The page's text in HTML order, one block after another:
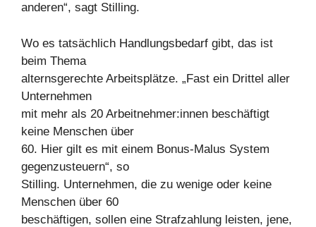
anderen“, sagt Stilling.
Wo es tatsächlich Handlungsbedarf gibt, das ist
beim Thema
alternsgerechte Arbeitsplätze. „Fast ein Drittel aller
Unternehmen
mit mehr als 20 Arbeitnehmer:innen beschäftigt
keine Menschen über
60. Hier gilt es mit einem Bonus-Malus System
gegenzusteuern“, so
Stilling. Unternehmen, die zu wenige oder keine
Menschen über 60
beschäftigen, sollen eine Strafzahlung leisten, jene,